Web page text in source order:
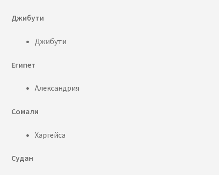
Джибути
Джибути
Египет
Александрия
Сомали
Харгейса
Судан